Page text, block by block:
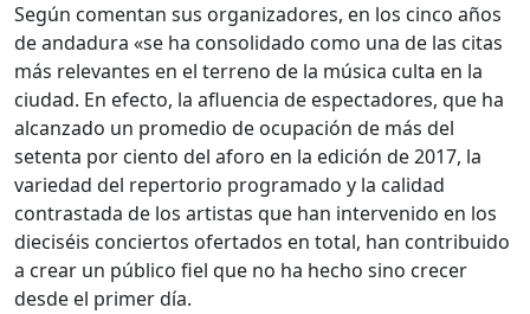
Según comentan sus organizadores, en los cinco años
de andadura «se ha consolidado como una de las citas
más relevantes en el terreno de la música culta en la
ciudad. En efecto, la afluencia de espectadores, que ha
alcanzado un promedio de ocupación de más del
setenta por ciento del aforo en la edición de 2017, la
variedad del repertorio programado y la calidad
contrastada de los artistas que han intervenido en los
dieciséis conciertos ofertados en total, han contribuido
a crear un público fiel que no ha hecho sino crecer
desde el primer día.